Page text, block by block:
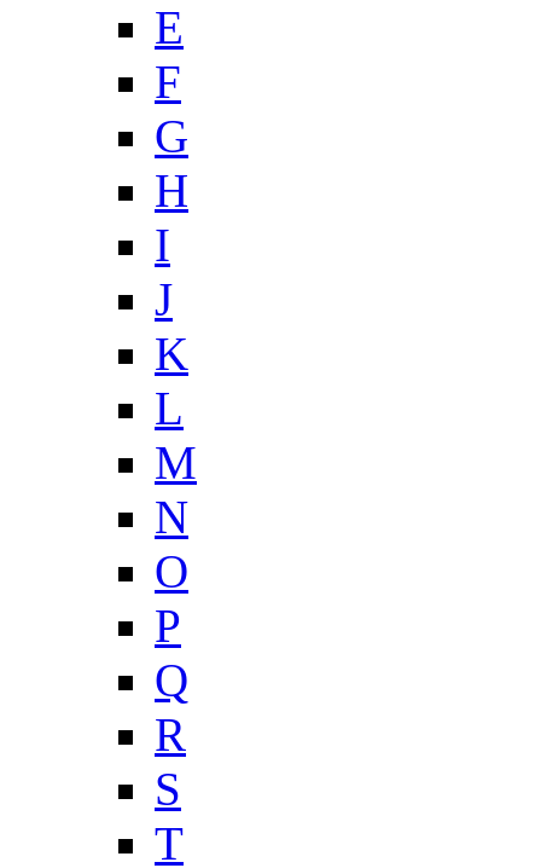
E
F
G
H
I
J
K
L
M
N
O
P
Q
R
S
T